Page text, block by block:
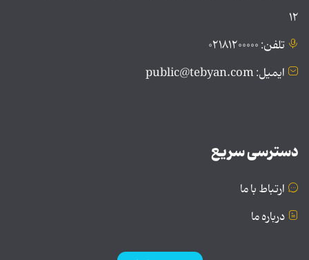
۱۲
تلفن: ۰۲۱۸۱۲۰۰۰۰۰
ایمیل: public@tebyan.com
دسترسی سریع
ارتباط با ما
درباره ما